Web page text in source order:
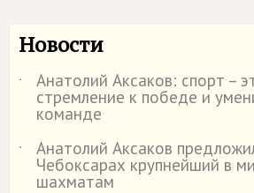
Новости
˙ Анатолий Аксаков: спорт –
стремление к победе и
команде
˙
Анатолий Аксаков
Чебоксарах крупнейший в
шахматам